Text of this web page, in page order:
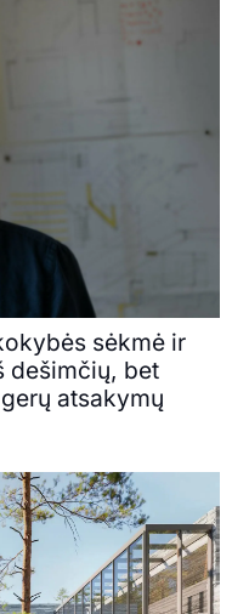
sėkmė ir
dešimčių, bet
atsakymų